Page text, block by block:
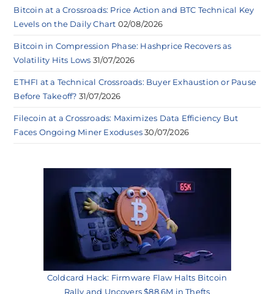
Bitcoin at a Crossroads: Price Action and BTC Technical Key
Levels on the Daily Chart 02/08/2026
Bitcoin in Compression Phase: Hashprice Recovers as
Volatility Hits Lows 31/07/2026
ETHFI at a Technical Crossroads: Buyer Exhaustion or Pause
Before Takeoff? 31/07/2026
Filecoin at a Crossroads: Maximizes Data Efficiency But
Faces Ongoing Miner Exoduses 30/07/2026
Coldcard Hack: Firmware Flaw Halts Bitcoin
Rally and Uncovers $88.6M in Thefts